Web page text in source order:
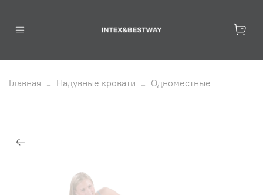
Главная Надувные кровати Одноместные